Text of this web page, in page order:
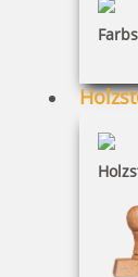
8 Artikel in der